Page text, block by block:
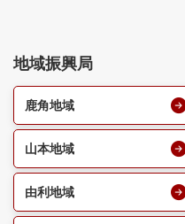
地域振興局
鹿角地域
山本地域
由利地域